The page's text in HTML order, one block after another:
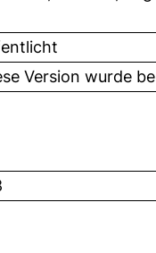
Version wurde